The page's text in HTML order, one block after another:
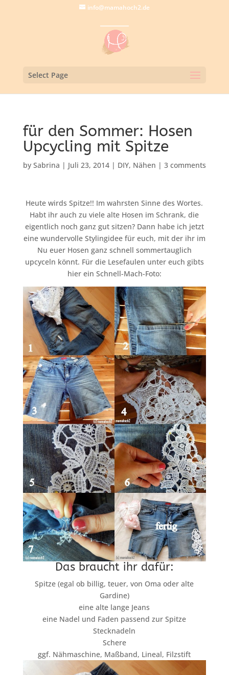
info@mamahoch2.de
Select Page
für den Sommer: Hosen
Upcycling mit Spitze
by Sabrina | Juli 23, 2014| DIY, Nähen | 3 comments
Heute wirds Spitze!! Im wahrsten Sinne des Wortes.
Habt ihr auch zu viele alte Hosen im Schrank, die
eigentlich noch ganz gut sitzen? Dann habe ich jetzt
eine wundervolle Stylingidee für euch, mit der ihr im
Nu euer Hosen ganz schnell sommertauglich
upcyceln könnt. Für die Lesefaulen unter euch gibts
hier ein Schnell-Mach-Foto:
Das braucht ihr dafür:
Spitze (egal ob billig, teuer, von Oma oder alte
Gardine)
eine alte lange Jeans
eine Nadel und Faden passend zur Spitze
Stecknadeln
Schere
ggf. Nähmaschine, Maßband, Lineal, Filzstift